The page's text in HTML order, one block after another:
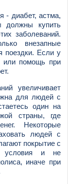
- диабет, астма,
должны купить
заболеваний.
внезапные
поездки. Если у
или помощь при
увеличивает
для людей с
один на
страны, где
Некоторые
людей с
покрытие с
условия и не
иначе при